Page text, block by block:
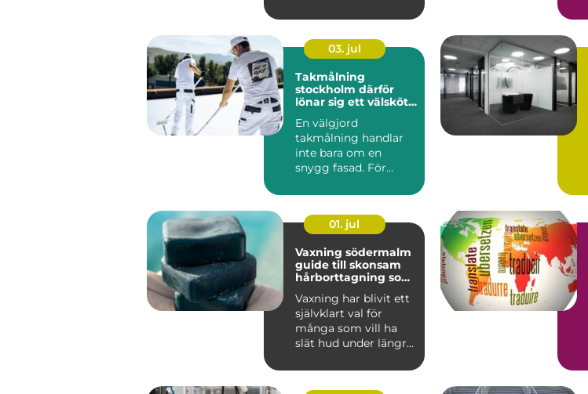
03. jul
Takmålning
stockholm därför
lönar sig ett välskött
En välgjord
takmålning handlar
inte bara om en
snygg fasad. För
bostadsrättsför...
01. jul
Vaxning södermalm
guide till skonsam
hårborttagning som
Vaxning har blivit ett
självklart val för
många som vill ha
slät hud under längre